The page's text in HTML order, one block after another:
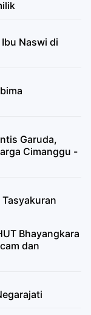
Naswi di
Garuda,
Cimanggu -
Bhayangkara
dan